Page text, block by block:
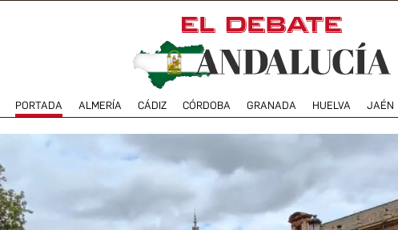
PORTADA ALMERÍA CÁDIZ CÓRDOBA GRANADA HUELVA JAÉN